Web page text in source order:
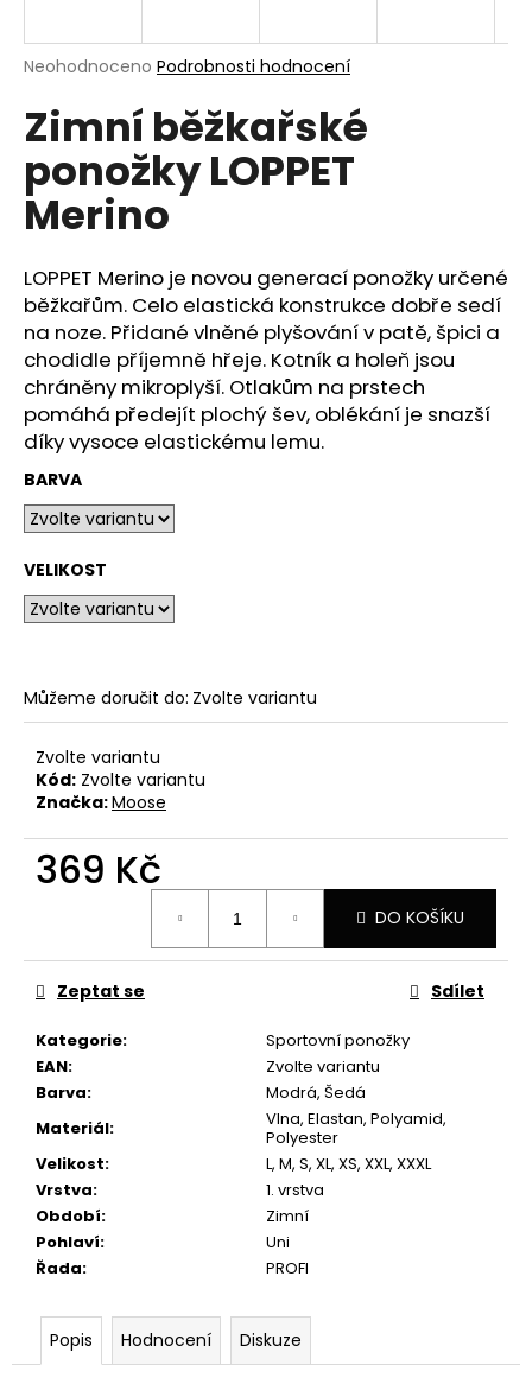
Průměrné
produktu
je
5
hvězdiček.
Neohodnoceno Podrobnosti hodnocení
Zimní běžkařské
ponožky LOPPET
Merino
LOPPET Merino je novou generací ponožky určené
běžkařům. Celo elastická konstrukce dobře sedí
na noze. Přidané vlněné plyšování v patě, špici a
chodidle příjemně hřeje. Kotník a holeň jsou
chráněny mikroplyší. Otlakům na prstech
pomáhá předejít plochý šev, oblékání je snazší
díky vysoce elastickému lemu.
BARVA
VELIKOST
Můžeme doručit do: Zvolte variantu
Zvolte variantu
Kód: Zvolte variantu
Značka:Moose
369 Kč
DO KOŠÍKU
Kategorie:
Sportovní ponožky
EAN:
Zvolte variantu
Barva:
Modrá, Šedá
Materiál: Vlna, Elastan, Polyamid,
Polyester
Velikost:
L, M, S, XL, XS, XXL, XXXL
Vrstva:
1. vrstva
Období:
Zimní
Pohlaví:
Uni
Řada: PROFI
Zeptat se Sdílet
Popis Hodnocení Diskuze
a
j
í
t
?
HLEDAT
D
o
p
o
r
u
č
u
e
BĚŽECKÉ
PONOŽKY
LIGHTSPEED
Kč